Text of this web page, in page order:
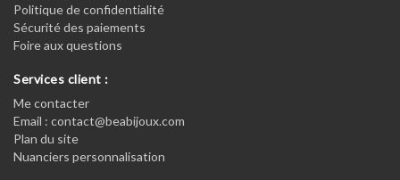
Politique de confidentialité
Sécurité des paiements
Foire aux questions
Services client :
Me contacter
Email : contact@beabijoux.com
Plan du site
Nuanciers personnalisation